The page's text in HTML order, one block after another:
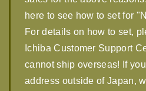
here to see how to set for
For details on how to set,
Ichiba Customer Support
cannot ship overseas! If
address outside of Japan,